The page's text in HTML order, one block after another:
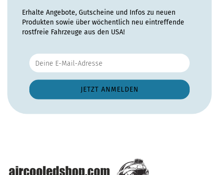
Erhalte Angebote, Gutscheine und Infos zu neuen
Produkten sowie über wöchentlich neu eintreffende
rostfreie Fahrzeuge aus den USA!